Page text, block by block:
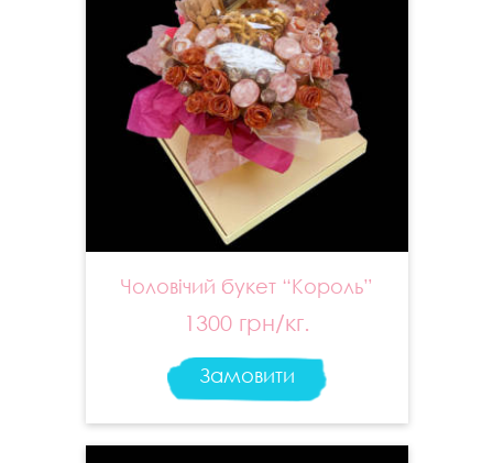
Чоловічий букет “Король”
1300 грн/кг.
Замовити